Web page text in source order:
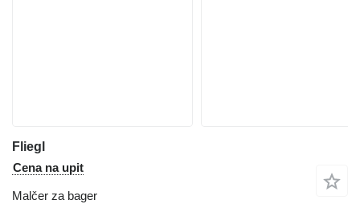
Fliegl
Cena na upit
Malčer za bager